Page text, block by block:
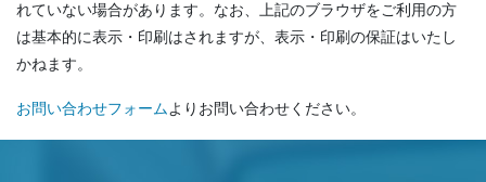
れていない場合があります。なお、上記のブラウザをご利用の方
は基本的に表示・印刷はされますが、表示・印刷の保証はいたし
かねます。
お問い合わせフォームよりお問い合わせください。